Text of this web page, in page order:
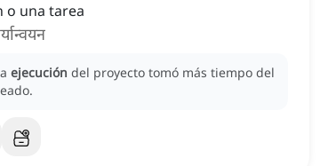
o una tarea
ejecución del proyecto tomó más tiempo del